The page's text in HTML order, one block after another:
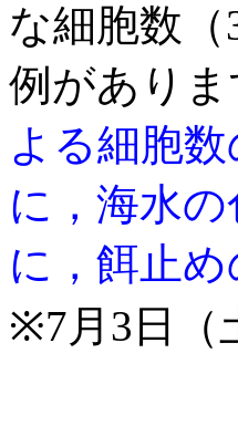
な細胞数
例があり
よる細胞数
に， 海水
に，餌止
※7月3日（